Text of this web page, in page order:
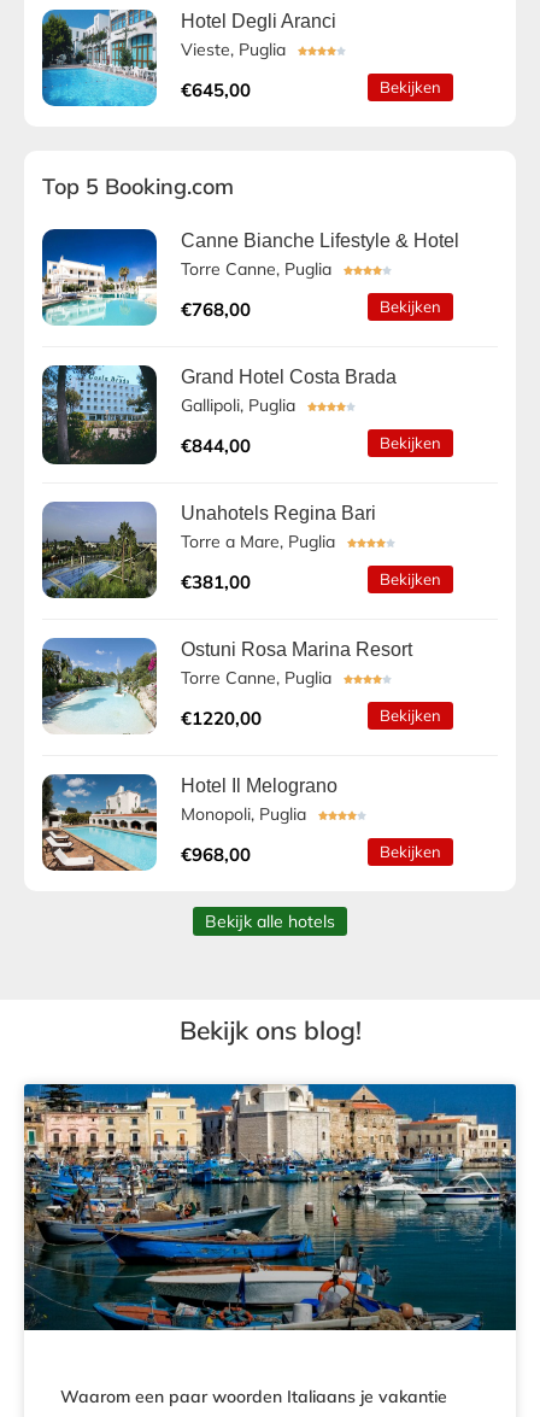
Hotel Degli Aranci
Vieste, Puglia 
€645,00 Bekijken
Top 5 Booking.com
Canne Bianche Lifestyle & Hotel
Torre Canne, Puglia 
€768,00 Bekijken
Grand Hotel Costa Brada
Gallipoli, Puglia 
€844,00 Bekijken
Unahotels Regina Bari
Torre a Mare, Puglia 
€381,00 Bekijken
Ostuni Rosa Marina Resort
Torre Canne, Puglia 
€1220,00 Bekijken
Hotel Il Melograno
Monopoli, Puglia 
€968,00 Bekijken
Bekijk alle hotels
Bekijk ons blog!
Waarom een paar woorden Italiaans je vakantie